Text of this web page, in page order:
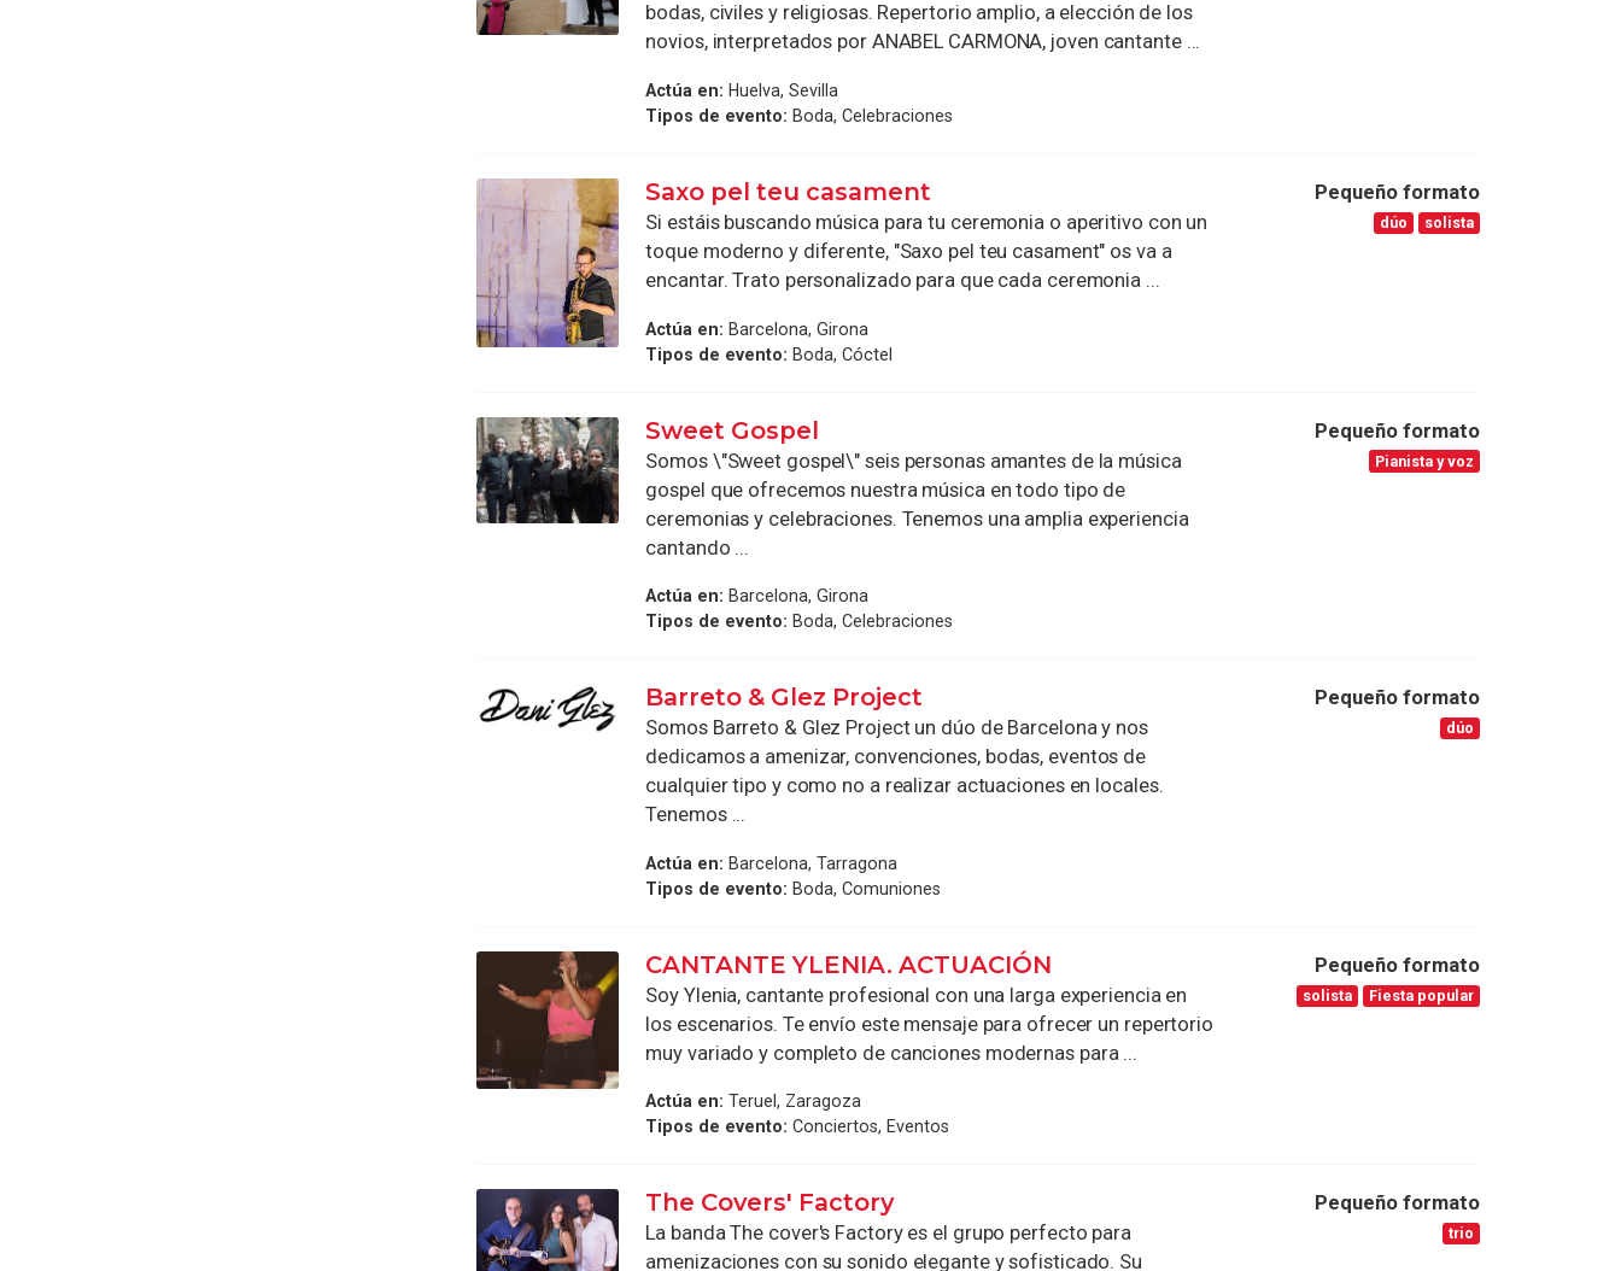
bodas, civiles y religiosas. Repertorio amplio, a elección de los
novios, interpretados por ANABEL CARMONA, joven cantante ...
Actúa en: Huelva, Sevilla
Tipos de evento: Boda, Celebraciones
Saxo pel teu casament
Si estáis buscando música para tu ceremonia o aperitivo con un
toque moderno y diferente, "Saxo pel teu casament" os va a
encantar. Trato personalizado para que cada ceremonia ...
Actúa en: Barcelona, Girona
Tipos de evento: Boda, Cóctel
Pequeño formato
dúo solista
Sweet Gospel
Somos \"Sweet gospel\" seis personas amantes de la música
gospel que ofrecemos nuestra música en todo tipo de
ceremonias y celebraciones. Tenemos una amplia experiencia
cantando ...
Actúa en: Barcelona, Girona
Tipos de evento: Boda, Celebraciones
Pequeño formato
Pianista y voz
Barreto & Glez Project
Somos Barreto & Glez Project un dúo de Barcelona y nos
dedicamos a amenizar, convenciones, bodas, eventos de
cualquier tipo y como no a realizar actuaciones en locales.
Tenemos ...
Actúa en: Barcelona, Tarragona
Tipos de evento: Boda, Comuniones
Pequeño formato
dúo
CANTANTE YLENIA. ACTUACIÓN
Soy Ylenia, cantante profesional con una larga experiencia en
los escenarios. Te envío este mensaje para ofrecer un repertorio
muy variado y completo de canciones modernas para ...
Actúa en: Teruel, Zaragoza
Tipos de evento: Conciertos, Eventos
Pequeño formato
solista Fiesta popular
The Covers' Factory
La banda The cover's Factory es el grupo perfecto para
amenizaciones con su sonido elegante y sofisticado. Su
Pequeño formato
trio